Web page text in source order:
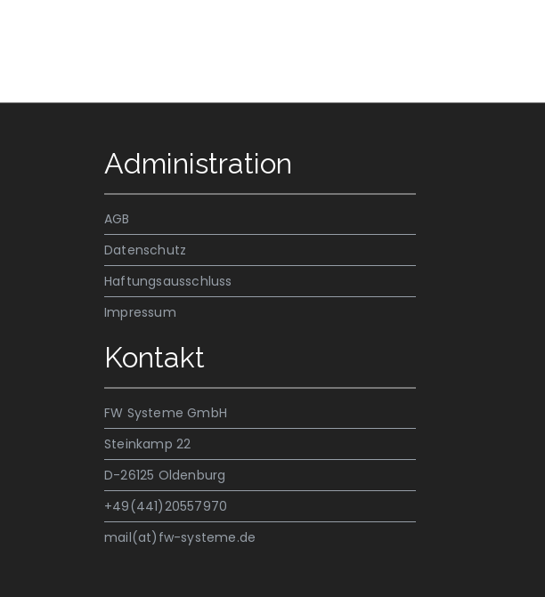
Administration
AGB
Datenschutz
Haftungsausschluss
Impressum
Kontakt
FW Systeme GmbH
Steinkamp 22
D-26125 Oldenburg
+49(441)20557970
mail(at)fw-systeme.de